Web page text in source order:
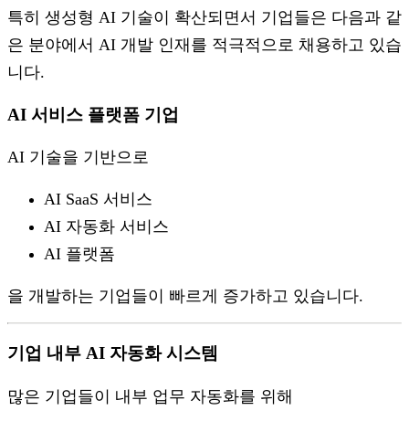
특히 생성형 AI 기술이 확산되면서 기업들은 다음과 같
은 분야에서 AI 개발 인재를 적극적으로 채용하고 있습
니다.
AI 서비스 플랫폼 기업
AI 기술을 기반으로
AI SaaS 서비스
AI 자동화 서비스
AI 플랫폼
을 개발하는 기업들이 빠르게 증가하고 있습니다.
기업 내부 AI 자동화 시스템
많은 기업들이 내부 업무 자동화를 위해